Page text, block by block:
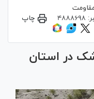
۴۸۸۸۶۹۸ چاپ
در استان